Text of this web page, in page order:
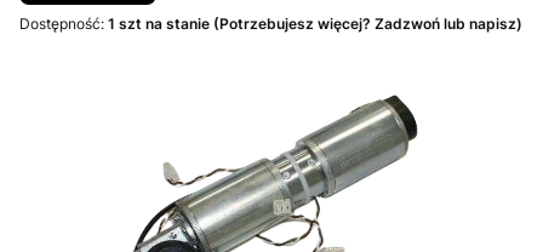
Dostępność: 1 szt na stanie (Potrzebujesz więcej? Zadzwoń lub napisz)